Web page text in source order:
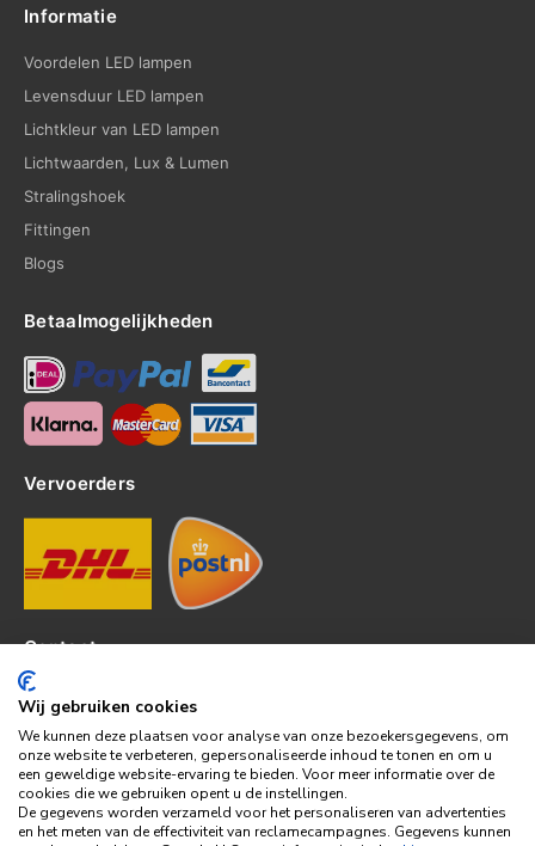
Informatie
Voordelen LED lampen
Levensduur LED lampen
Lichtkleur van LED lampen
Lichtwaarden, Lux & Lumen
Stralingshoek
Fittingen
Blogs
Betaalmogelijkheden
Vervoerders
Contact
Kerkhof 8, 4301EP Zierikzee
tel: 0111-820382
info@topledshop.nl
KVK: 34380695
BTW: NL001286892B39
Bank: KNAB
Wij gebruiken cookies
We kunnen deze plaatsen voor analyse van onze bezoekersgegevens, om
onze website te verbeteren, gepersonaliseerde inhoud te tonen en om u
een geweldige website-ervaring te bieden. Voor meer informatie over de
cookies die we gebruiken opent u de instellingen.
De gegevens worden verzameld voor het personaliseren van advertenties
en het meten van de effectiviteit van reclamecampagnes. Gegevens kunnen